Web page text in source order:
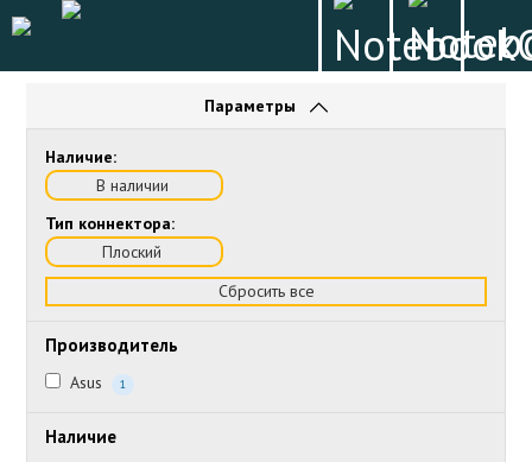
Параметры
Наличие:
В наличии
Тип коннектора:
Плоский
Сбросить все
Производитель
Asus 1
Наличие